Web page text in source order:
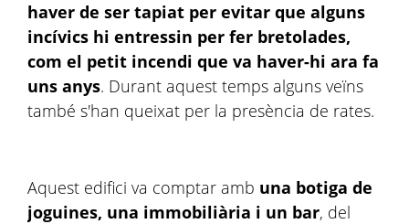
haver de ser tapiat per evitar que alguns
incívics hi entressin per fer bretolades,
com el petit incendi que va haver-hi ara fa
uns anys. Durant aquest temps alguns veïns
també s'han queixat per la presència de rates.
Aquest edifici va comptar amb una botiga de
joguines, una immobiliària i un bar, del